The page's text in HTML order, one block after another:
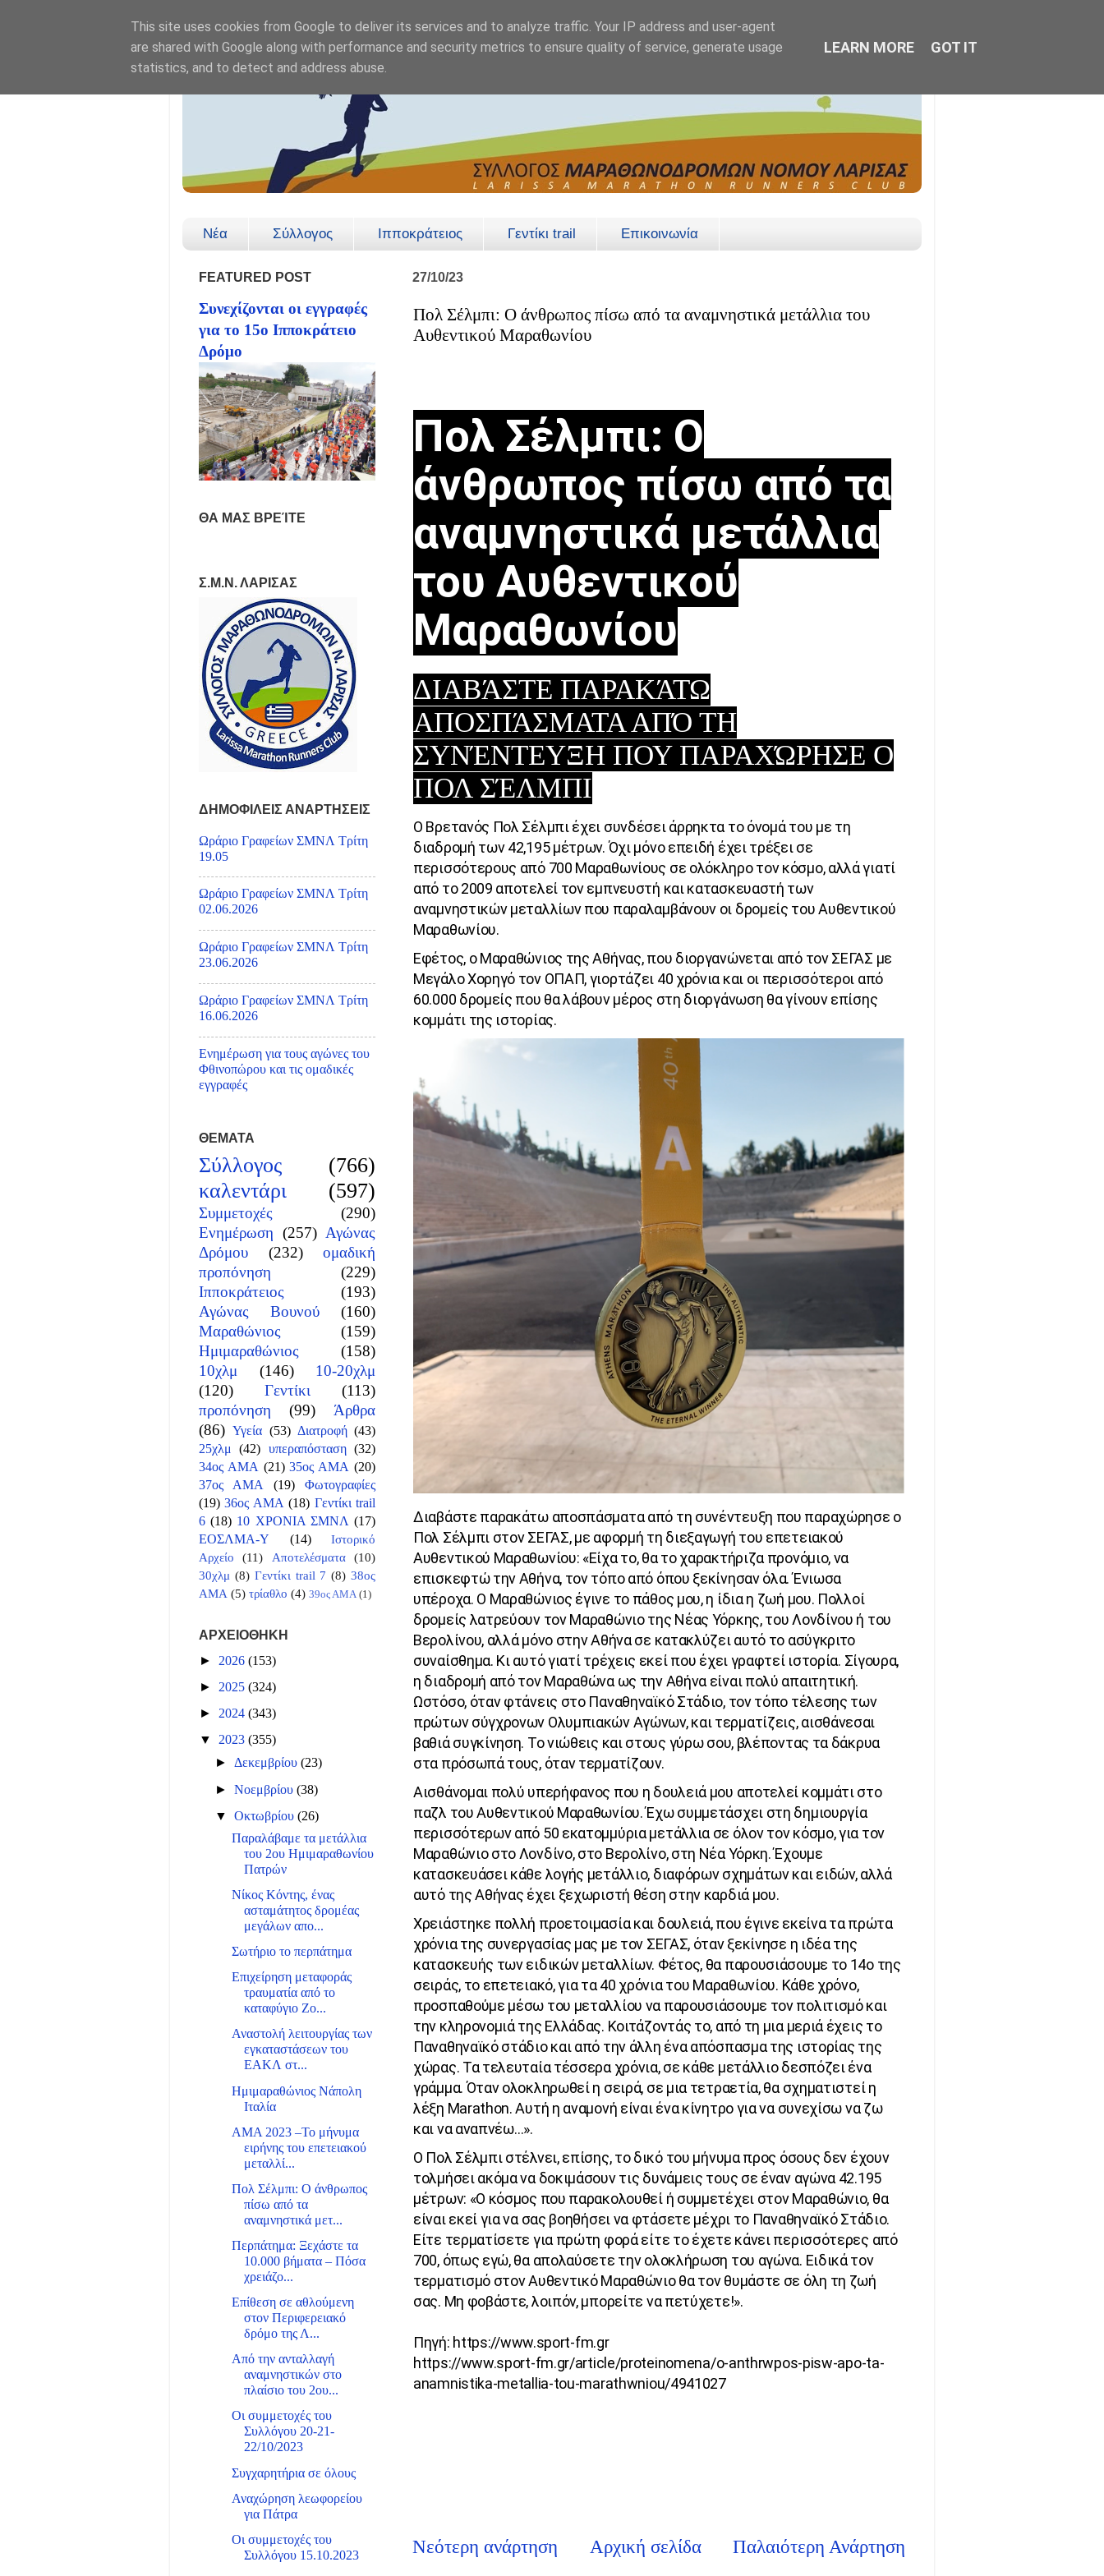
Νέα Σύλλογος Ιπποκράτειος Γεντίκι trail Επικοινωνία
27/10/23
Πολ Σέλμπι: Ο άνθρωπος πίσω από τα αναμνηστικά μετάλλια του
Αυθεντικού Μαραθωνίου
Πολ Σέλμπι: Ο
άνθρωπος πίσω από τα
αναμνηστικά μετάλλια
του Αυθεντικού
Μαραθωνίου
ΔΙΑΒΆΣΤΕ ΠΑΡΑΚΆΤΩ
ΑΠΟΣΠΆΣΜΑΤΑ ΑΠΌ ΤΗ
ΣΥΝΈΝΤΕΥΞΗ ΠΟΥ ΠΑΡΑΧΏΡΗΣΕ Ο
ΠΟΛ ΣΈΛΜΠΙ
Ο Βρετανός Πολ Σέλμπι έχει συνδέσει άρρηκτα το όνομά του με τη
διαδρομή των 42,195 μέτρων. Όχι μόνο επειδή έχει τρέξει σε
περισσότερους από 700 Μαραθωνίους σε ολόκληρο τον κόσμο, αλλά γιατί
από το 2009 αποτελεί τον εμπνευστή και κατασκευαστή των
αναμνηστικών μεταλλίων που παραλαμβάνουν οι δρομείς του Αυθεντικού
Μαραθωνίου.
Εφέτος, ο Μαραθώνιος της Αθήνας, που διοργανώνεται από τον ΣΕΓΑΣ με
Μεγάλο Χορηγό τον ΟΠΑΠ, γιορτάζει 40 χρόνια και οι περισσότεροι από
60.000 δρομείς που θα λάβουν μέρος στη διοργάνωση θα γίνουν επίσης
κομμάτι της ιστορίας.
Διαβάστε παρακάτω αποσπάσματα από τη συνέντευξη που παραχώρησε ο
Πολ Σέλμπι στον ΣΕΓΑΣ, με αφορμή τη διεξαγωγή του επετειακού
Αυθεντικού Μαραθωνίου: «Είχα το, θα το χαρακτήριζα προνόμιο, να
επισκεφτώ την Αθήνα, τον τόπο από όπου ξεκίνησαν όλα. Ένιωσα
υπέροχα. Ο Μαραθώνιος έγινε το πάθος μου, η ίδια η ζωή μου. Πολλοί
δρομείς λατρεύουν τον Μαραθώνιο της Νέας Υόρκης, του Λονδίνου ή του
Βερολίνου, αλλά μόνο στην Αθήνα σε κατακλύζει αυτό το ασύγκριτο
συναίσθημα. Κι αυτό γιατί τρέχεις εκεί που έχει γραφτεί ιστορία. Σίγουρα,
η διαδρομή από τον Μαραθώνα ως την Αθήνα είναι πολύ απαιτητική.
Ωστόσο, όταν φτάνεις στο Παναθηναϊκό Στάδιο, τον τόπο τέλεσης των
πρώτων σύγχρονων Ολυμπιακών Αγώνων, και τερματίζεις, αισθάνεσαι
βαθιά συγκίνηση. Το νιώθεις και στους γύρω σου, βλέποντας τα δάκρυα
στα πρόσωπά τους, όταν τερματίζουν.
Αισθάνομαι πολύ υπερήφανος που η δουλειά μου αποτελεί κομμάτι στο
παζλ του Αυθεντικού Μαραθωνίου. Έχω συμμετάσχει στη δημιουργία
περισσότερων από 50 εκατομμύρια μετάλλια σε όλον τον κόσμο, για τον
Μαραθώνιο στο Λονδίνο, στο Βερολίνο, στη Νέα Υόρκη. Έχουμε
κατασκευάσει κάθε λογής μετάλλιο, διαφόρων σχημάτων και ειδών, αλλά
αυτό της Αθήνας έχει ξεχωριστή θέση στην καρδιά μου.
Χρειάστηκε πολλή προετοιμασία και δουλειά, που έγινε εκείνα τα πρώτα
χρόνια της συνεργασίας μας με τον ΣΕΓΑΣ, όταν ξεκίνησε η ιδέα της
κατασκευής των ειδικών μεταλλίων. Φέτος, θα παρουσιάσουμε το 14ο της
σειράς, το επετειακό, για τα 40 χρόνια του Μαραθωνίου. Κάθε χρόνο,
προσπαθούμε μέσω του μεταλλίου να παρουσιάσουμε τον πολιτισμό και
την κληρονομιά της Ελλάδας. Κοιτάζοντάς το, από τη μια μεριά έχεις το
Παναθηναϊκό στάδιο και από την άλλη ένα απόσπασμα της ιστορίας της
χώρας. Τα τελευταία τέσσερα χρόνια, σε κάθε μετάλλιο δεσπόζει ένα
γράμμα. Όταν ολοκληρωθεί η σειρά, σε μια τετραετία, θα σχηματιστεί η
λέξη Marathon. Αυτή η αναμονή είναι ένα κίνητρο για να συνεχίσω να ζω
και να αναπνέω…».
Ο Πολ Σέλμπι στέλνει, επίσης, το δικό του μήνυμα προς όσους δεν έχουν
τολμήσει ακόμα να δοκιμάσουν τις δυνάμεις τους σε έναν αγώνα 42.195
μέτρων: «Ο κόσμος που παρακολουθεί ή συμμετέχει στον Μαραθώνιο, θα
είναι εκεί για να σας βοηθήσει να φτάσετε μέχρι το Παναθηναϊκό Στάδιο.
Είτε τερματίσετε για πρώτη φορά είτε το έχετε κάνει περισσότερες από
700, όπως εγώ, θα απολαύσετε την ολοκλήρωση του αγώνα. Ειδικά τον
τερματισμό στον Αυθεντικό Μαραθώνιο θα τον θυμάστε σε όλη τη ζωή
σας. Μη φοβάστε, λοιπόν, μπορείτε να πετύχετε!».
Πηγή: https://www.sport-fm.gr
https://www.sport-fm.gr/article/proteinomena/o-anthrwpos-pisw-apo-ta-
anamnistika-metallia-tou-marathwniou/4941027
Νεότερη ανάρτηση Παλαιότερη Ανάρτηση
Αρχική σελίδα
FEATURED POST
Συνεχίζονται οι εγγραφές
για το 15ο Ιπποκράτειο
Δρόμο
ΘΑ ΜΑΣ ΒΡΕΊΤΕ
Σ.Μ.Ν. ΛΑΡΙΣΑΣ
ΔΗΜΟΦΙΛΕΙΣ ΑΝΑΡΤΗΣΕΙΣ
Ωράριο Γραφείων ΣΜΝΛ Τρίτη
19.05
Ωράριο Γραφείων ΣΜΝΛ Τρίτη
02.06.2026
Ωράριο Γραφείων ΣΜΝΛ Τρίτη
23.06.2026
Ωράριο Γραφείων ΣΜΝΛ Τρίτη
16.06.2026
Ενημέρωση για τους αγώνες του
Φθινοπώρου και τις ομαδικές
εγγραφές
ΘΕΜΑΤΑ
Σύλλογος
(766)
καλεντάρι
(597)
Συμμετοχές
(290)
Ενημέρωση (257) Αγώνας
Δρόμου
(232)
ομαδική
προπόνηση
(229)
Ιπποκράτειος
(193)
Αγώνας Βουνού
(160)
Μαραθώνιος
(159)
Ημιμαραθώνιος
(158)
10χλμ
(146)
10-20χλμ
(120)
Γεντίκι
(113)
προπόνηση
(99)
Άρθρα
(86) Υγεία (53) Διατροφή (43)
25χλμ (42) υπεραπόσταση (32)
34ος ΑΜΑ (21) 35ος ΑΜΑ (20)
37ος ΑΜΑ
(19)
Φωτογραφίες
(19) 36ος ΑΜΑ (18) Γεντίκι trail
6 (18) 10 ΧΡΟΝΙΑ ΣΜΝΛ (17)
ΕΟΣΛΜΑ-Υ
(14)
Ιστορικό
Αρχείο
(11) Αποτελέσματα
(10)
30χλμ (8) Γεντίκι trail 7 (8) 38ος
ΑΜΑ (5) τρίαθλο (4) 39ος ΑΜΑ (1)
ΑΡΧΕΙΟΘΗΚΗ
► 2026 (153)
► 2025 (324)
► 2024 (343)
▼ 2023 (355)
► Δεκεμβρίου(23)
►Νοεμβρίου(38)
▼Οκτωβρίου(26)
Παραλάβαμε τα μετάλλια
του 2ου Ημιμαραθωνίου
Πατρών
Νίκος Κόντης, ένας
ασταμάτητος δρομέας
μεγάλων απο...
Σωτήριο το περπάτημα
Επιχείρηση μεταφοράς
τραυματία από το
καταφύγιο Ζο...
Αναστολή λειτουργίας των
εγκαταστάσεων του
ΕΑΚΛ στ...
Ημιμαραθώνιος Νάπολη
Ιταλία
ΑΜΑ 2023 –Το μήνυμα
ειρήνης του επετειακού
μεταλλί...
Πολ Σέλμπι: Ο άνθρωπος
πίσω από τα
αναμνηστικά μετ...
Περπάτημα: Ξεχάστε τα
10.000 βήματα – Πόσα
χρειάζο...
Επίθεση σε αθλούμενη
στον Περιφερειακό
δρόμο της Λ...
Από την ανταλλαγή
αναμνηστικών στο
πλαίσιο του 2ου...
Οι συμμετοχές του
Συλλόγου 20-21-
22/10/2023
Συγχαρητήρια σε όλους
Αναχώρηση λεωφορείου
για Πάτρα
Οι συμμετοχές του
Συλλόγου 15.10.2023
This site uses cookies from Google to deliver its services and to analyze traffic. Your IP address and user-agent
are shared with Google along with performance and security metrics to ensure quality of service, generate usage
statistics, and to detect and address abuse.
LEARN MORE GOT IT